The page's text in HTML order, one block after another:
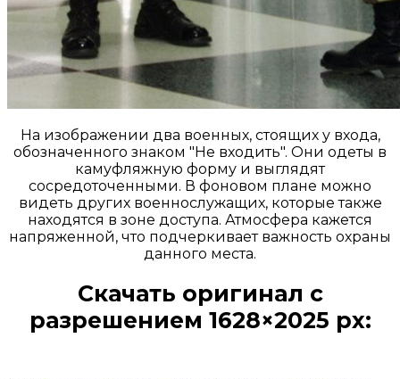
На изображении два военных, стоящих у входа,
обозначенного знаком "Не входить". Они одеты в
камуфляжную форму и выглядят
сосредоточенными. В фоновом плане можно
видеть других военнослужащих, которые также
находятся в зоне доступа. Атмосфера кажется
напряженной, что подчеркивает важность охраны
данного места.
Скачать оригинал с
разрешением 1628×2025 px: